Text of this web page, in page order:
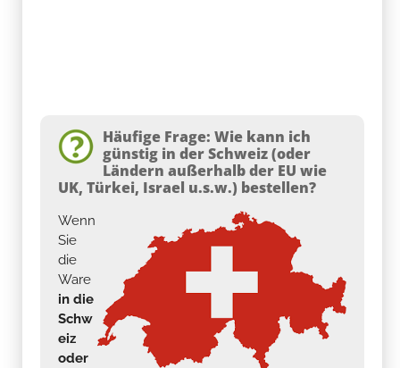
Häufige Frage: Wie kann ich
günstig in der Schweiz (oder
Ländern außerhalb der EU wie
UK, Türkei, Israel u.s.w.) bestellen?
Wenn
Sie
die
Ware
in die
Schw
eiz
oder